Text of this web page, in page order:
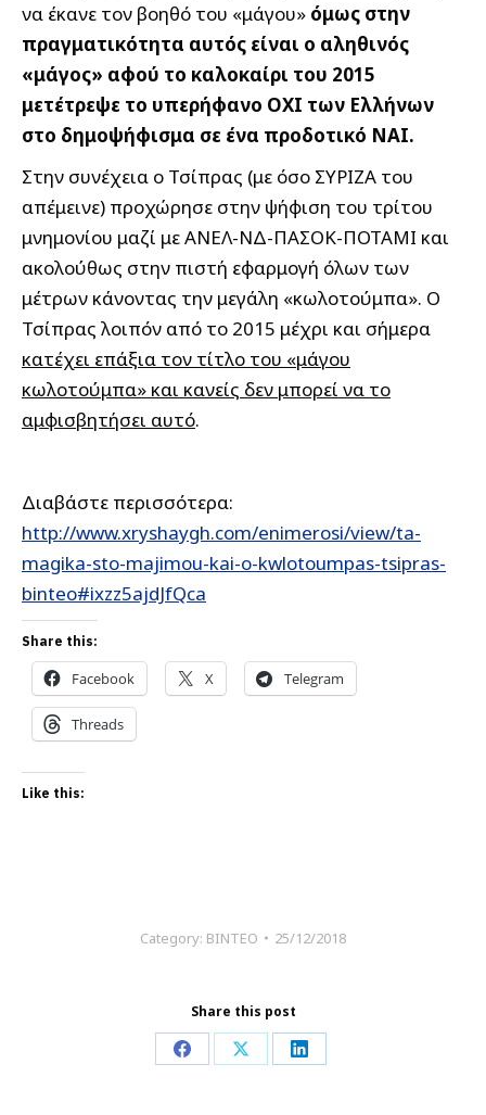
να έκανε τον βοηθό του «μάγου» όμως στην
πραγματικότητα αυτός είναι ο αληθινός
«μάγος» αφού το καλοκαίρι του 2015
μετέτρεψε το υπερήφανο ΟΧΙ των Ελλήνων
στο δημοψήφισμα σε ένα προδοτικό ΝΑΙ.
Στην συνέχεια ο Τσίπρας (με όσο ΣΥΡΙΖΑ του
απέμεινε) προχώρησε στην ψήφιση του τρίτου
μνημονίου μαζί με ANEΛ-ΝΔ-ΠΑΣΟΚ-ΠΟΤΑΜΙ και
ακολούθως στην πιστή εφαρμογή όλων των
μέτρων κάνοντας την μεγάλη «κωλοτούμπα». Ο
Τσίπρας λοιπόν από το 2015 μέχρι και σήμερα
κατέχει επάξια τον τίτλο του «μάγου
κωλοτούμπα» και κανείς δεν μπορεί να το
αμφισβητήσει αυτό.
Διαβάστε περισσότερα:
http://www.xryshaygh.com/enimerosi/view/ta-
magika-sto-majimou-kai-o-kwlotoumpas-tsipras-
binteo#ixzz5ajdJfQca
Share this:
Facebook X Telegram
Threads
Like this:
Category: ΒΙΝΤΕΟ 25/12/2018
Share this post
Share Share Share